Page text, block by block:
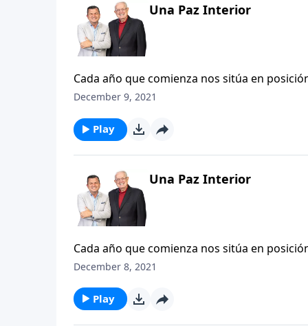
Una Paz Interior
Cada año que comienza nos sitúa en
quedado atrás y mirar con anticipación lo
interrogación, pues nadie sabe qué será de
December 9, 2021
Play
Una Paz Interior
Cada año que comienza nos sitúa en
quedado atrás y mirar con anticipación lo
interrogación, pues nadie sabe qué será de
December 8, 2021
Play